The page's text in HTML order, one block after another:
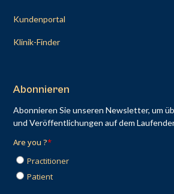
Kundenportal
Klinik-Finder
Abonnieren
Abonnieren Sie unseren Newsletter, um
und Veröffentlichungen auf dem